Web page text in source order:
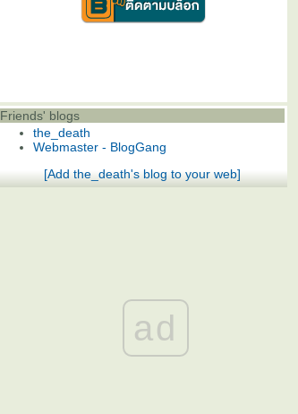
Friends' blogs
the_death
Webmaster - BlogGang
[Add the_death's blog to your web]
ad